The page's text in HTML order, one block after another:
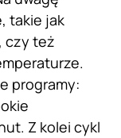
takie jak
czy też
programy:
Z kolei cykl